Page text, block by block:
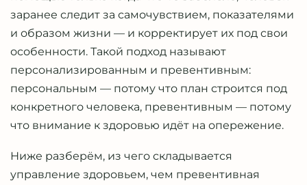
заранее следит за самочувствием, показателями
и образом жизни — и корректирует их под свои
особенности. Такой подход называют
персонализированным и превентивным:
персональным — потому что план строится под
конкретного человека, превентивным — потому
что внимание к здоровью идёт на опережение.
Ниже разберём, из чего складывается
управление здоровьем, чем превентивная